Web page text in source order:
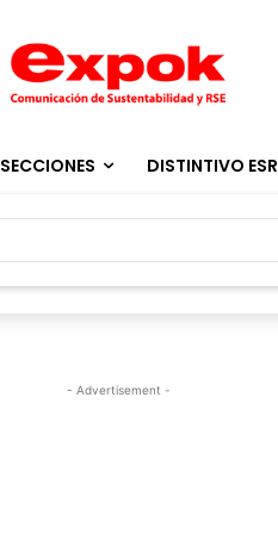
SECCIONES DISTINTIVO ESR
- Advertisement -